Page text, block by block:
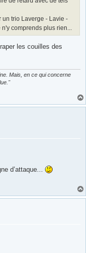
un trio Laverge - Lavie -
comprends plus rien...
les couilles des
Mais, en ce qui concerne
d’attaque...